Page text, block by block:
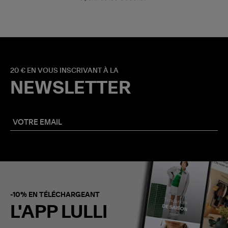
20 € EN VOUS INSCRIVANT À LA
NEWSLETTER
-10% EN TÉLÉCHARGEANT
L'APP LULLI